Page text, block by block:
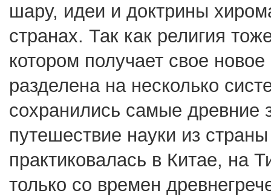
шару, идеи и доктрины
странах. Так как религия
котором получает свое
разделена на несколько
сохранились самые древние
путешествие науки из
практиковалась в Китае, на
только со времен